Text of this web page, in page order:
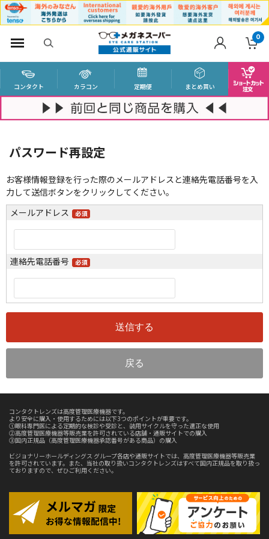
0
コンタクト カラコン 定期便 まとめ買い
パスワード再設定
お客様情報登録を行った際のメールアドレスと連絡先電話番号を入
力して送信ボタンをクリックしてください。
メールアドレス
連絡先電話番号
コンタクトレンズは高度管理医療機器です。
より安全に購入・使用するためには以下3つのポイントが重要です。
①眼科専門医による定期的な検診や受診と、装用サイクルを守った適正な使用
②高度管理医療機器等販売業を許可されている店舗・通販サイトでの購入
③国内正規品（高度管理医療機器承認番号がある商品）の購入
ビジョナリーホールディングス グループ各店や通販サイトでは、高度管理医療機器等販売業
を許可されています。また、当社の取り扱いコンタクトレンズはすべて国内正規品を取り扱っ
ておりますので、ぜひご利用ください。